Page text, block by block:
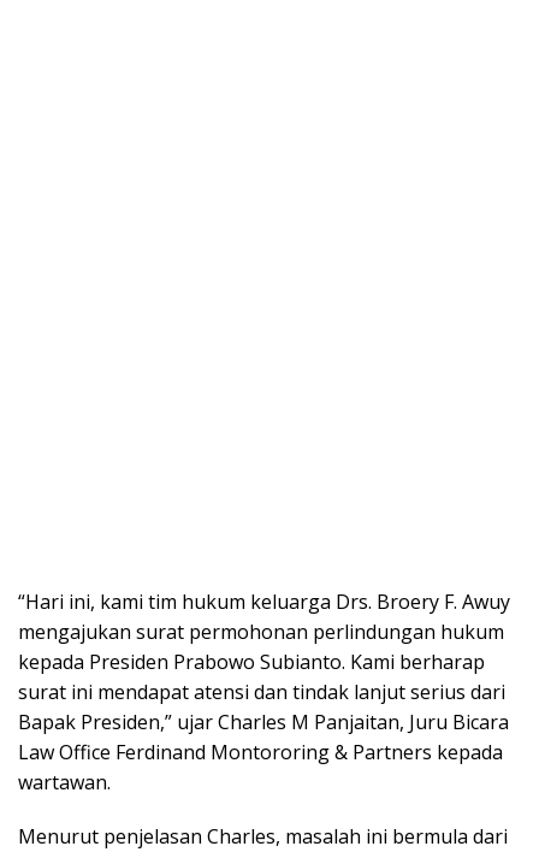
“Hari ini, kami tim hukum keluarga Drs. Broery F. Awuy
mengajukan surat permohonan perlindungan hukum
kepada Presiden Prabowo Subianto. Kami berharap
surat ini mendapat atensi dan tindak lanjut serius dari
Bapak Presiden,” ujar Charles M Panjaitan, Juru Bicara
Law Office Ferdinand Montororing & Partners kepada
wartawan.
Menurut penjelasan Charles, masalah ini bermula dari